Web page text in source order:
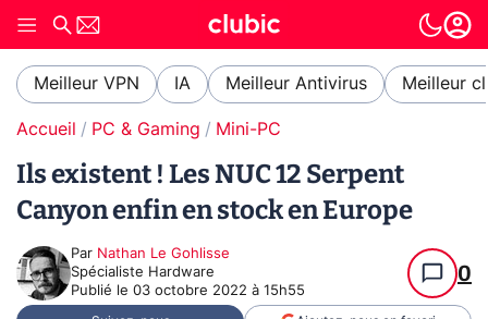
Meilleur VPN IA Meilleur Antivirus Meilleur
Accueil PC & Gaming Mini-PC
Ils existent ! Les NUC 12 Serpent
Canyon enfin en stock en Europe
Par Nathan Le Gohlisse
Spécialiste Hardware
Publié le 03 octobre 2022 à 15h55
0